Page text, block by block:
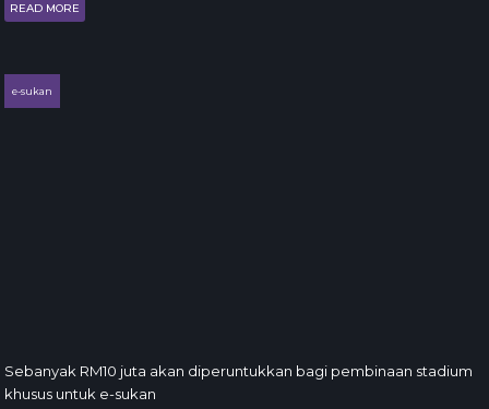
READ MORE
e-sukan
Sebanyak RM10 juta akan diperuntukkan bagi pembinaan stadium
khusus untuk e-sukan